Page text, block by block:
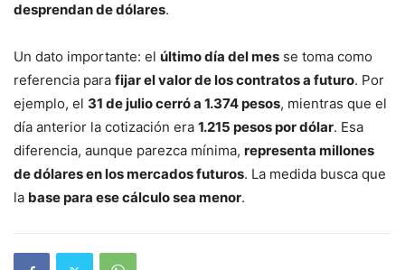
desprendan de dólares.
Un dato importante: el último día del mes se toma como
referencia para fijar el valor de los contratos a futuro. Por
ejemplo, el 31 de julio cerró a 1.374 pesos, mientras que el
día anterior la cotización era 1.215 pesos por dólar. Esa
diferencia, aunque parezca mínima, representa millones
de dólares en los mercados futuros. La medida busca que
la base para ese cálculo sea menor.